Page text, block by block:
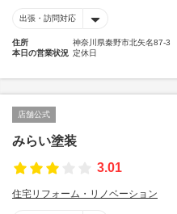
出張・訪問対応
住所
神奈川県秦野市北矢名87-3
本日の営業状況 定休日
店舗公式
みらい塗装
3.01
住宅リフォーム・リノベーション